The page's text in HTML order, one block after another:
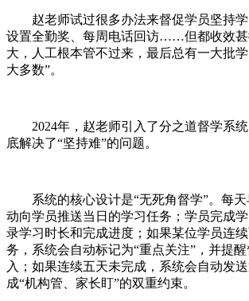
赵老师试过很多办法来督促学员坚持
设置全勤奖、每周电话回访……但都收效甚
大，人工根本管不过来，最后总有一大批
大多数”。
2024年，赵老师引入了分之道督学系
底解决了“坚持难”的问题。
系统的核心设计是“无死角督学”。每
动向学员推送当日的学习任务；学员完成
录学习时长和完成进度；如果某位学员连
务，系统会自动标记为“重点关注”，并提
入；如果连续五天未完成，系统会自动发
成“机构管、家长盯”的双重约束。